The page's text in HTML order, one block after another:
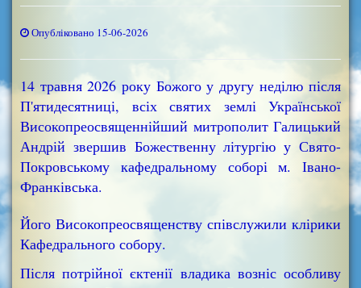
Опубліковано 15-06-2026
14 травня 2026 року Божого у другу неділю після
П'ятидесятниці, всіх святих землі Української
Високопреосвященнійший митрополит Галицький
Андрій звершив Божественну літургію у Свято-
Покровському кафедральному соборі м. Івано-
Франківська.
Його Високопреосвященству співслужили клірики
Кафедрального собору.
Після потрійної єктенії владика возніс особливу